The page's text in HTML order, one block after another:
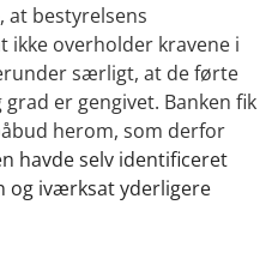
at bestyrelsens
overholder kravene i
særligt, at de førte
er gengivet. Banken fik
herom, som derfor
havde selv identificeret
og iværksat yderligere